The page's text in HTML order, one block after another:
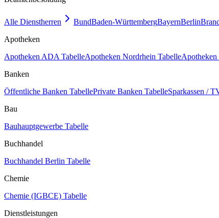
Alle Dienstherren BundBaden-WürttembergBayernBerlin
Apotheken
Apotheken ADA TabelleApotheken Nordrhein Tabelle
Banken
Öffentliche Banken TabellePrivate Banken TabelleSparkassen /
Bau
Bauhauptgewerbe Tabelle
Buchhandel
Buchhandel Berlin Tabelle
Chemie
Chemie (IGBCE) Tabelle
Dienstleistungen